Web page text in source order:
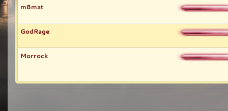
m8mat
GodRage
Morrock